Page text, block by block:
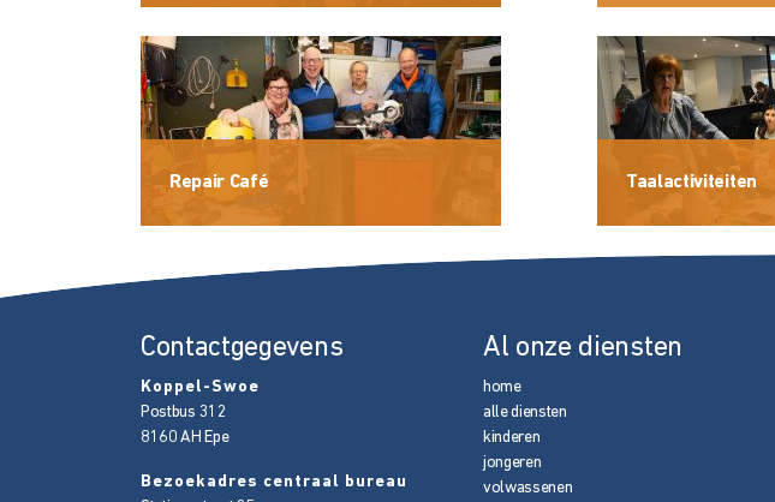
Repair Café Taalactiviteiten
Contactgegevens
Koppel-Swoe
Postbus 312
8160 AH Epe
Bezoekadres centraal bureau
Al onze diensten
home
alle diensten
kinderen
jongeren
volwassenen